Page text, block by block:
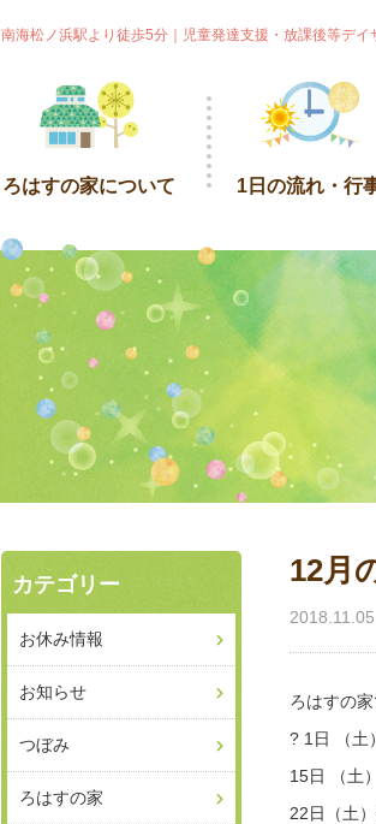
南海松ノ浜駅より徒歩5分｜児童発達支援・放課後等デイ
ろはすの家について 1日の流れ・行
12月
2018.11.05
ろはすの
? 1日 （
15日 （
22日（土
カテゴリー
お休み情報
お知らせ
つぼみ
ろはすの家